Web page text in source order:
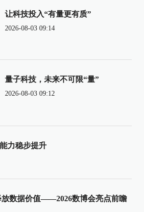
让科技投入“有量更有质”
2026-08-03 09:14
量子科技，未来不可限“量”
2026-08-03 09:12
力稳步提升
放数据价值——2026数博会亮点前瞻